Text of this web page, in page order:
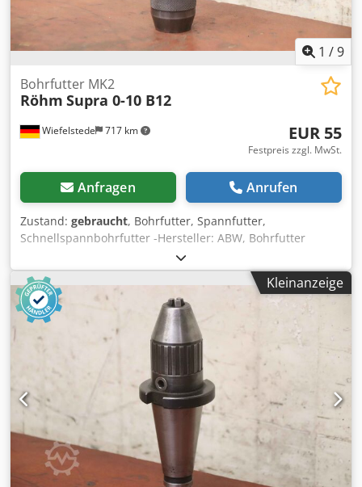
1 /9
Wiefelstede 717 km
Bohrfutter MK2
Röhm Supra 0-10 B12
EUR 55
Festpreis zzgl. MwSt.
Anfragen Anrufen
Zustand: gebraucht, Bohrfutter, Spannfutter,
Schnellspannbohrfutter -Hersteller: ABW, Bohrfutter
Schnellspannbohrfutter Typ Supra 0 - 10 B12 -
Spannbereich: 0-10 mm / 0-3/8" -Anzahl; 1x Bohrfutter
vorhanden -Abmessung: Ø 42 x 165 mm -Gewicht: 0,8 kg
Cjdpfxjuwggkj Ahcjha
Kleinanzeige